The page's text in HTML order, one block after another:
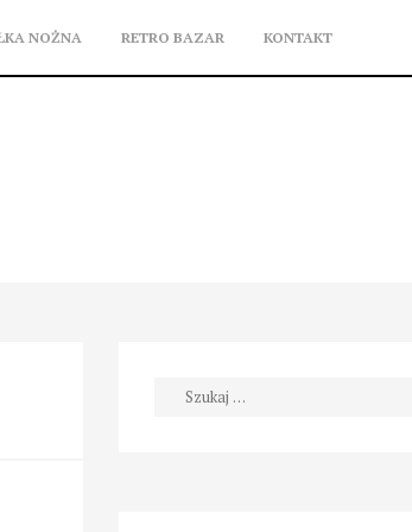
NOŻNA RETRO BAZAR KONTAKT
Szukaj: